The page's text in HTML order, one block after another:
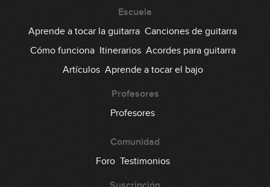
#65 Groove Pop en G
#67 Melodía en C
Escuela
Aprende a tocar la guitarra Canciones de guitarra
Cómo funciona Itinerarios Acordes para guitarra
Artículos Aprende a tocar el bajo
Profesores
Profesores
Comunidad
Foro Testimonios